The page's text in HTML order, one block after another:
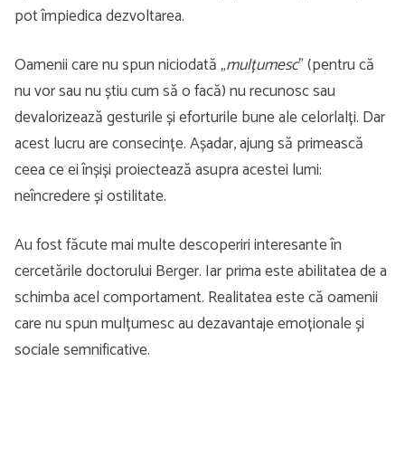
pot împiedica dezvoltarea.
Oamenii care nu spun niciodată „mulțumesc” (pentru că
nu vor sau nu știu cum să o facă) nu recunosc sau
devalorizează gesturile și eforturile bune ale celorlalți. Dar
acest lucru are consecințe. Așadar, ajung să primească
ceea ce ei înșiși proiectează asupra acestei lumi:
neîncredere și ostilitate.
Au fost făcute mai multe descoperiri interesante în
cercetările doctorului Berger. Iar prima este abilitatea de a
schimba acel comportament. Realitatea este că oamenii
care nu spun mulțumesc au dezavantaje emoționale și
sociale semnificative.